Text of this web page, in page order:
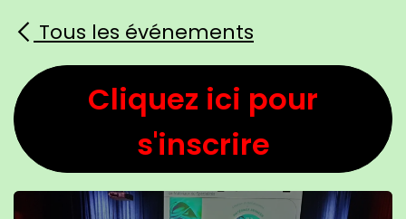
Tous les événements
Cliquez ici pour
s'inscrire